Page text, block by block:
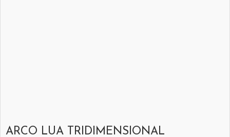
ARCO LUA TRIDIMENSIONAL